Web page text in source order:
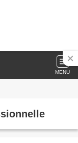
MENU